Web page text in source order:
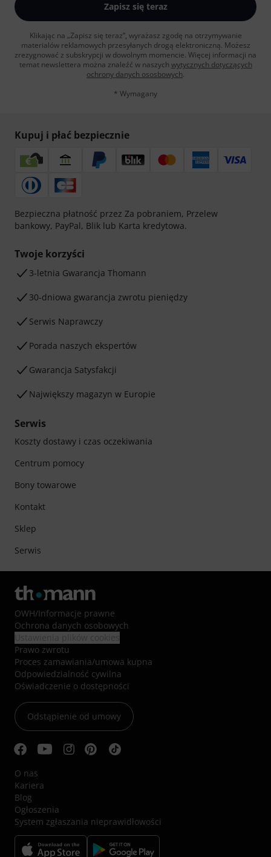
Zapisz się teraz
Klikając na „Zapisz się teraz”, wyrażasz zgodę na otrzymywanie
materialów reklamowych przesyłanych drogą elektroniczną. Możesz
zrezygnować z subskrypcji w dowolnym momencie. Więcej informacji na
temat newslettera można znaleźć w naszych wytycznych dotyczących
ochrony danych ososbowych.
* Wymagany
Kupuj i płać bezpiecznie
Bezpieczna płatność przez Za pobraniem, Przelew
bankowy, PayPal, Blik lub Karta kredytowa.
Twoje korzyści
3-letnia Gwarancja Thomann
30-dniowa gwarancja zwrotu pieniędzy
Serwis Naprawczy
Porada naszych ekspertów
Gwarancja Satysfakcji
Największy magazyn w Europie
Serwis
Koszty dostawy i czas oczekiwania
Centrum pomocy
Bony towarowe
Kontakt
Sklep
Serwis
OWH/Informacje prawne
Ochrona danych osobowych
Prawo zwrotu
Proces zamawiania/umowa kupna
Odpowiedzialność cywilna
Oświadczenie o dostępności
Odstąpienie od umowy
O nas
Kariera
Blog
Ogłoszenia
System zgłaszania nieprawidłowości